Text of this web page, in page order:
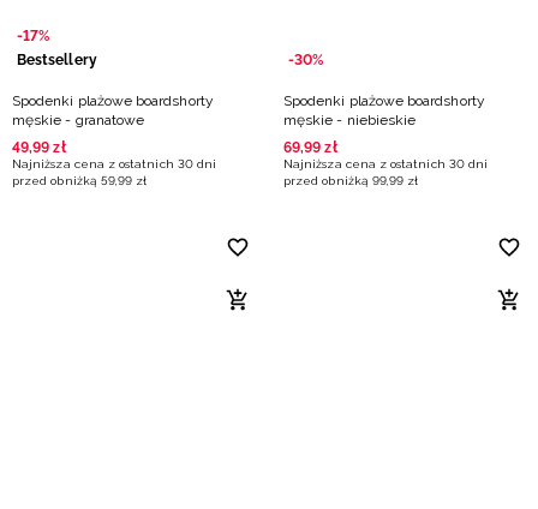
-17%
Bestsellery
Spodenki plażowe boardshorty
męskie - granatowe
49,99 zł
Najniższa cena z ostatnich 30 dni
przed obniżką 59,99 zł
-30%
Spodenki plażowe boardshorty
męskie - niebieskie
69,99 zł
Najniższa cena z ostatnich 30 dni
przed obniżką 99,99 zł